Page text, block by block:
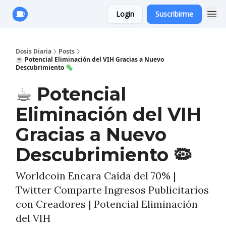
Login Suscribirme
Dosis Diaria
Posts
☕️ Potencial Eliminación del VIH Gracias a Nuevo
Descubrimiento 🦠
☕️ Potencial
Eliminación del VIH
Gracias a Nuevo
Descubrimiento 🦠
Worldcoin Encara Caída del 70% |
Twitter Comparte Ingresos Publicitarios
con Creadores | Potencial Eliminación
del VIH